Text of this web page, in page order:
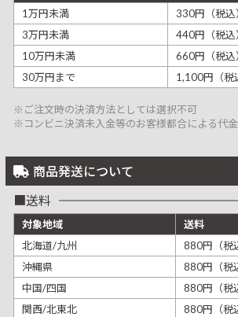
1万円未満
330円（税込
3万円未満
440円（税込
10万円未満
660円（税込
30万円まで
1,100円（税
※ご注文時の決済方法としては選択不可
※コンビニ決済未入金等のお客様都合による代
商品発送について
送料
対象地域
送料
北海道/九州
880円（税
沖縄県
880円（税
中国/四国
880円（税
関西/北東北
880円（税